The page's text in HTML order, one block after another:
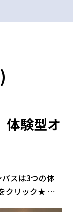
体験型オ
スは3つの体
リック★ 体